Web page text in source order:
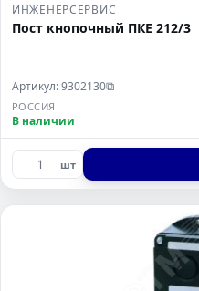
ИНЖЕНЕРСЕРВИС
Пост кнопочный ПКЕ 212/3
Артикул: 9302130⧉
РОССИЯ
В наличии
шт